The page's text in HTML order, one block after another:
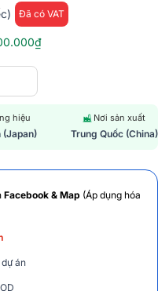
Đã có VAT
hiệu
(Japan)
Nơi sản xuất
Trung Quốc (China)
Facebook & Map (Áp dụng hóa
án